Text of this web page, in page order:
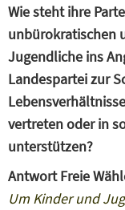
Wie steht ihre
unbürokratischen
Jugendliche ins
Landespartei zur
vertreten oder in
unterstützen?
Antwort Freie
Um Kinder und